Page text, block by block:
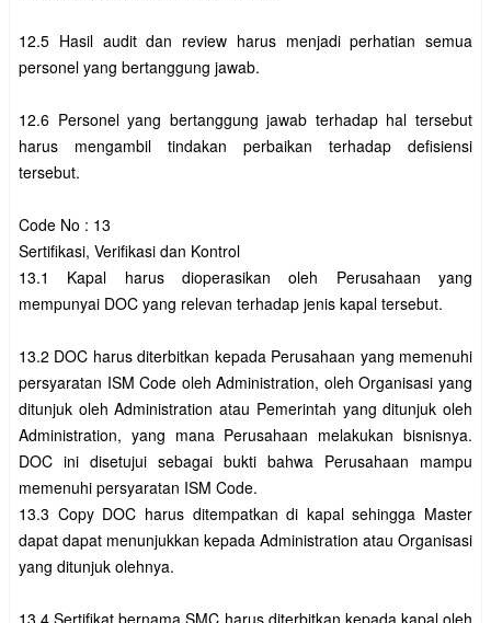
12.5 Hasil audit dan review harus menjadi perhatian semua
personel yang bertanggung jawab.
12.6 Personel yang bertanggung jawab terhadap hal tersebut
harus mengambil tindakan perbaikan terhadap defisiensi
tersebut.
Code No : 13
Sertifikasi, Verifikasi dan Kontrol
13.1 Kapal harus dioperasikan oleh Perusahaan yang
mempunyai DOC yang relevan terhadap jenis kapal tersebut.
13.2 DOC harus diterbitkan kepada Perusahaan yang memenuhi
persyaratan ISM Code oleh Administration, oleh Organisasi yang
ditunjuk oleh Administration atau Pemerintah yang ditunjuk oleh
Administration, yang mana Perusahaan melakukan bisnisnya.
DOC ini disetujui sebagai bukti bahwa Perusahaan mampu
memenuhi persyaratan ISM Code.
13.3 Copy DOC harus ditempatkan di kapal sehingga Master
dapat dapat menunjukkan kepada Administration atau Organisasi
yang ditunjuk olehnya.
13.4 Sertifikat bernama SMC harus diterbitkan kepada kapal oleh